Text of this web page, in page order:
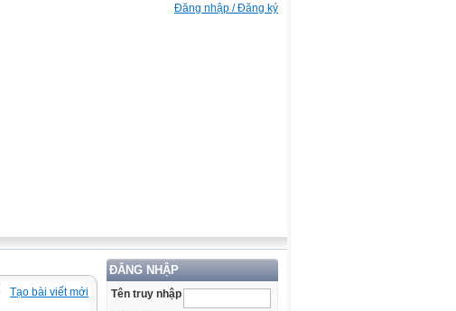
Đăng nhập / Đăng ký
ĐĂNG NHẬP
Tên truy nhập
Tạo bài viết mới